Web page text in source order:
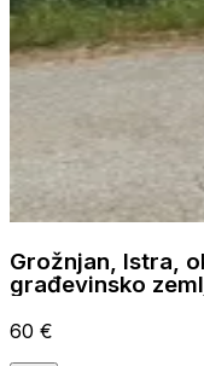
Grožnjan, Istra,
građevinsko
60 €